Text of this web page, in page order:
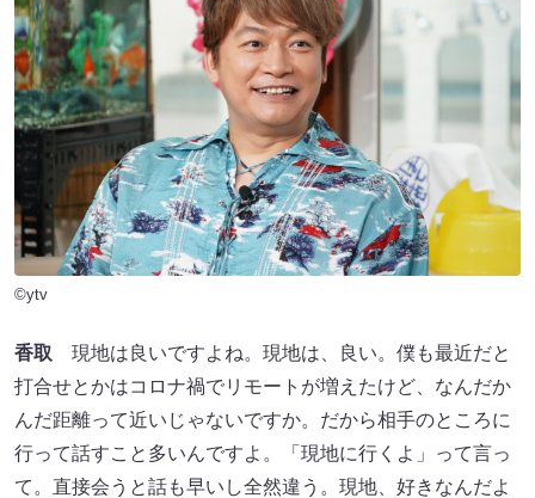
©ytv
香取 現地は良いですよね。現地は、良い。僕も最近だと
打合せとかはコロナ禍でリモートが増えたけど、なんだか
んだ距離って近いじゃないですか。だから相手のところに
行って話すこと多いんですよ。「現地に行くよ」って言っ
て。直接会うと話も早いし全然違う。現地、好きなんだよ